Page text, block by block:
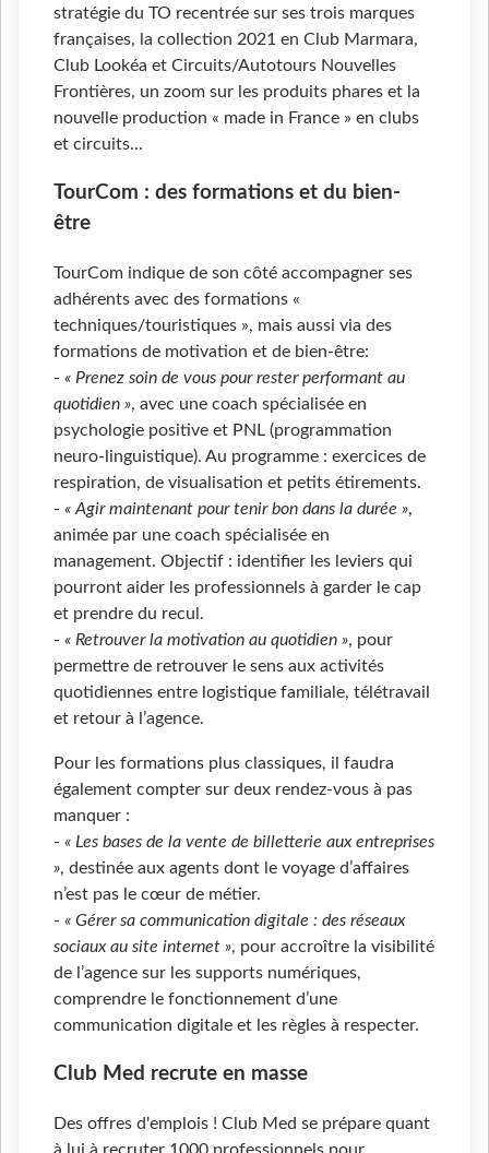
stratégie du TO recentrée sur ses trois marques
françaises, la collection 2021 en Club Marmara,
Club Lookéa et Circuits/Autotours Nouvelles
Frontières, un zoom sur les produits phares et la
nouvelle production « made in France » en clubs
et circuits...
TourCom : des formations et du bien-
être
TourCom indique de son côté accompagner ses
adhérents avec des formations «
techniques/touristiques », mais aussi via des
formations de motivation et de bien-être:
- « Prenez soin de vous pour rester performant au
quotidien », avec une coach spécialisée en
psychologie positive et PNL (programmation
neuro-linguistique). Au programme : exercices de
respiration, de visualisation et petits étirements.
- « Agir maintenant pour tenir bon dans la durée »,
animée par une coach spécialisée en
management. Objectif : identifier les leviers qui
pourront aider les professionnels à garder le cap
et prendre du recul.
- « Retrouver la motivation au quotidien », pour
permettre de retrouver le sens aux activités
quotidiennes entre logistique familiale, télétravail
et retour à l’agence.
Pour les formations plus classiques, il faudra
également compter sur deux rendez-vous à pas
manquer :
- « Les bases de la vente de billetterie aux entreprises
», destinée aux agents dont le voyage d’affaires
n’est pas le cœur de métier.
- « Gérer sa communication digitale : des réseaux
sociaux au site internet », pour accroître la visibilité
de l’agence sur les supports numériques,
comprendre le fonctionnement d’une
communication digitale et les règles à respecter.
Club Med recrute en masse
Des offres d'emplois ! Club Med se prépare quant